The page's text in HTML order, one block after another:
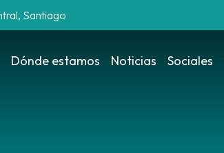
Santiago
Dónde estamos Noticias Sociales